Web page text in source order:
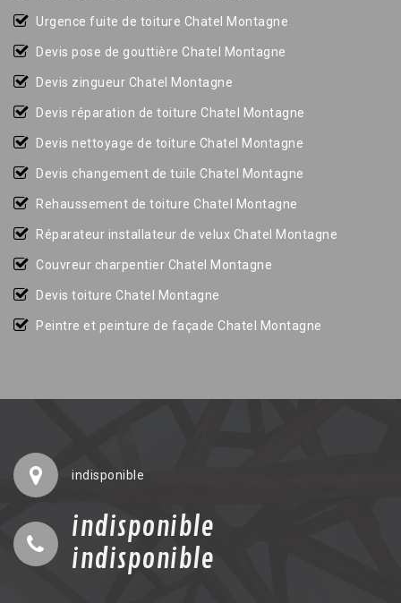
Urgence fuite de toiture Chatel Montagne
Devis pose de gouttière Chatel Montagne
Devis zingueur Chatel Montagne
Devis réparation de toiture Chatel Montagne
Devis nettoyage de toiture Chatel Montagne
Devis changement de tuile Chatel Montagne
Rehaussement de toiture Chatel Montagne
Réparateur installateur de velux Chatel Montagne
Couvreur charpentier Chatel Montagne
Devis toiture Chatel Montagne
Peintre et peinture de façade Chatel Montagne
indisponible
indisponible
indisponible